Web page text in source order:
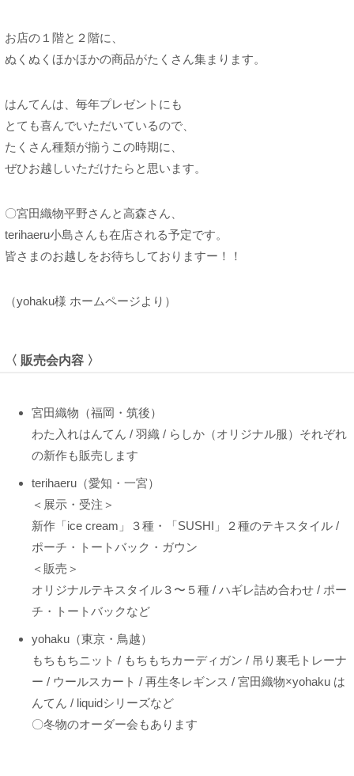
お店の１階と２階に、
ぬくぬくほかほかの商品がたくさん集まります。
はんてんは、毎年プレゼントにも
とても喜んでいただいているので、
たくさん種類が揃うこの時期に、
ぜひお越しいただけたらと思います。
〇宮田織物平野さんと高森さん、
terihaeru小島さんも在店される予定です。
皆さまのお越しをお待ちしておりますー！！
（yohaku様 ホームページより）
〈 販売会内容 〉
宮田織物（福岡・筑後）
わた入れはんてん / 羽織 / らしか（オリジナル服）それぞれ
の新作も販売します
terihaeru（愛知・一宮）
＜展示・受注＞
新作「ice cream」３種・「SUSHI」２種のテキスタイル /
ポーチ・トートバック・ガウン
＜販売＞
オリジナルテキスタイル３〜５種 / ハギレ詰め合わせ / ポー
チ・トートバックなど
yohaku（東京・鳥越）
もちもちニット / もちもちカーディガン / 吊り裏毛トレーナ
ー / ウールスカート / 再生冬レギンス / 宮田織物×yohaku は
んてん / liquidシリーズなど
〇冬物のオーダー会もあります